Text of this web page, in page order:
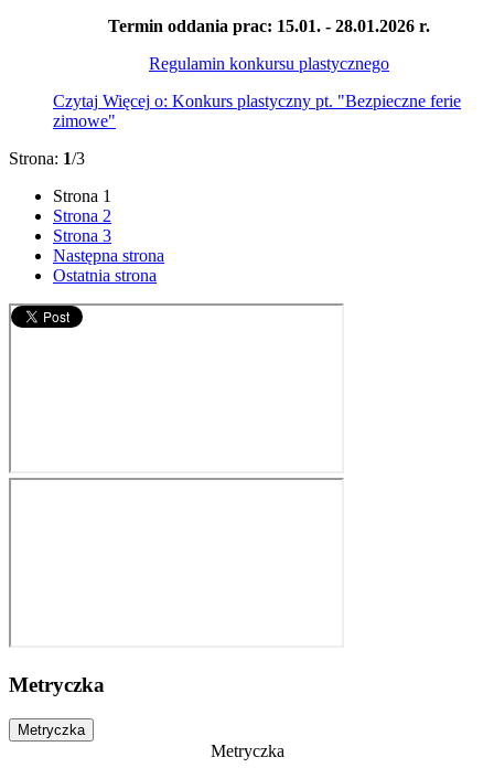
Termin oddania prac: 15.01. - 28.01.2026 r.
Regulamin konkursu plastycznego
Czytaj Więcej o: Konkurs plastyczny pt. "Bezpieczne ferie
zimowe"
Strona: 1/3
Strona 1
Strona 2
Strona 3
Następna strona
Ostatnia strona
Metryczka
Metryczka
Metryczka